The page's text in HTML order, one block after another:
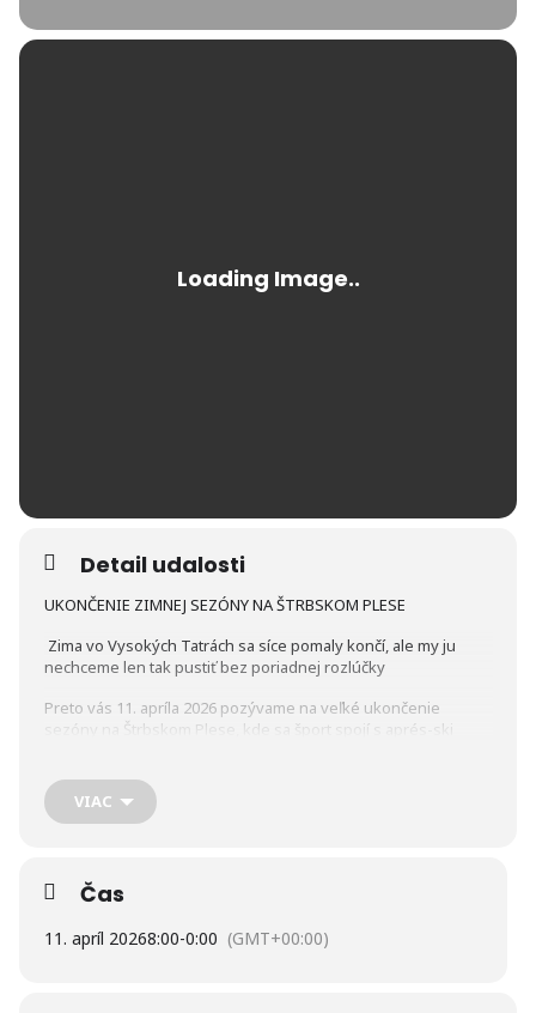
Detail udalosti
UKONČENIE ZIMNEJ SEZÓNY NA ŠTRBSKOM PLESE
Zima vo Vysokých Tatrách sa síce pomaly končí, ale my ju
nechceme len tak pustiť bez poriadnej rozlúčky
Preto vás 11. apríla 2026 pozývame na veľké ukončenie
sezóny na Štrbskom Plese, kde sa šport spojí s aprés-ski
Pripravte sa na deň plný energie, humoru, hudby a tatranskej
nálady.
VIAC
Čas
11. apríl 20268:00-0:00 (GMT+00:00)